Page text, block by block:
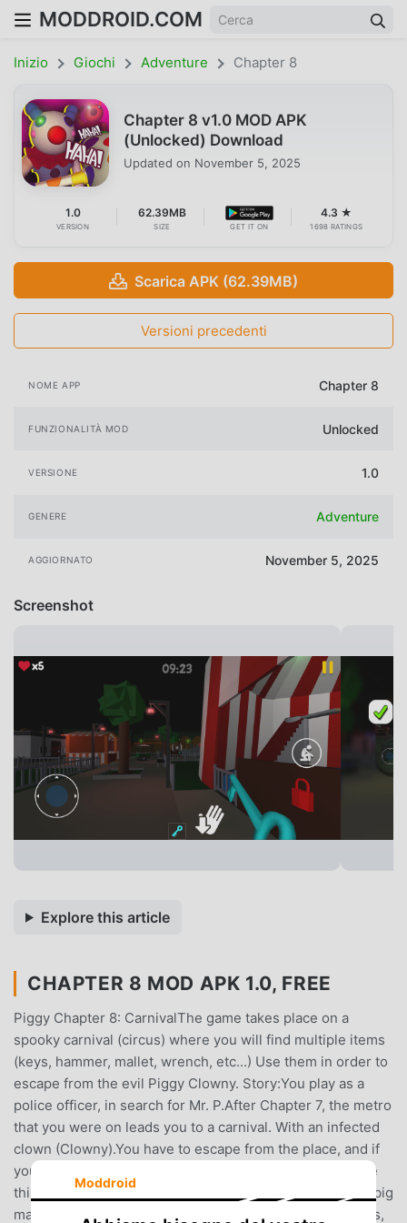
MODDROID.COM
Inizio Giochi Adventure Chapter 8
Chapter 8 v1.0 MOD APK
(Unlocked) Download
Updated on November 5, 2025
1.0
VERSION
62.39MB
SIZE GET IT ON
4.3 ★
1698 RATINGS
Scarica APK (62.39MB)
Versioni precedenti
NOME APP Chapter 8
FUNZIONALITÀ MOD Unlocked
VERSIONE 1.0
GENERE Adventure
AGGIORNATO November 5, 2025
Screenshot
Explore this article
CHAPTER 8 MOD APK 1.0, FREE
Piggy Chapter 8: CarnivalThe game takes place on a
spooky carnival (circus) where you will find multiple items
(keys, hammer, mallet, wrench, etc...) Use them in order to
escape from the evil Piggy Clowny. Story:You play as a
police officer, in search for Mr. P.After Chapter 7, the metro
that you were on leads you to a carnival. With an infected
clown (Clowny).You have to escape from the place, and if
you unlock the orange key, you unlock Foxy’s cage.Solve
this chapter mistery to escape !Map:The map is a rather big
map, but easy to memorize. It is a cross between a circus,
Moddroid